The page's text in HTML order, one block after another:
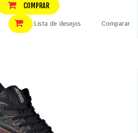
COMPRAR
Lista de desejos Comparar